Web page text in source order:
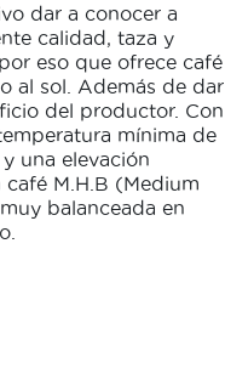
dar a conocer a
calidad, taza y
eso que ofrece café
al sol. Además de dar
del productor. Con
mínima de
una elevación
M.H.B (Medium
balanceada en